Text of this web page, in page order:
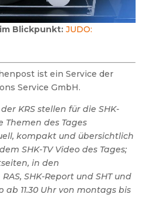
Blickpunkt: JUDO:
ist ein Service der
Service GmbH.
KRS stellen für die SHK-
des Tages
kompakt und übersichtlich
SHK-TV Video des Tages;
in den
SHK-Report und SHT und
ab 11.30 Uhr von montags bis